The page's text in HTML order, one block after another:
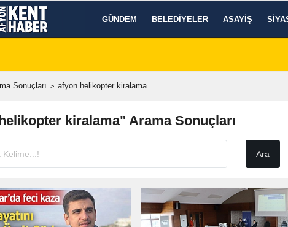
GÜNDEM BELEDIYELER ASAYIŞ
Sonuçları afyon helikopter kiralama
kiralama" Arama Sonuçları